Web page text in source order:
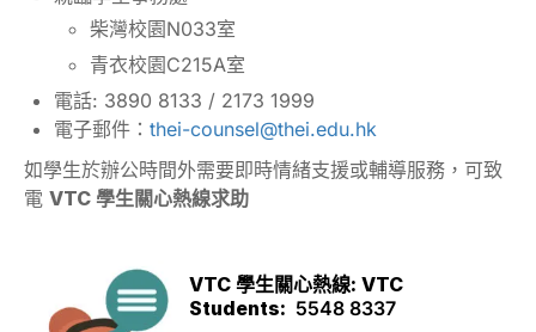
柴灣校園N033室
青衣校園C215A室
電話: 3890 8133 / 2173 1999
電子郵件： thei-counsel@thei.edu.hk
如學生於辦公時間外需要即時情緒支援或輔導服務，可致
電 VTC 學生關心熱線求助
VTC 學生關心熱線: VTC
Students: 5548 8337